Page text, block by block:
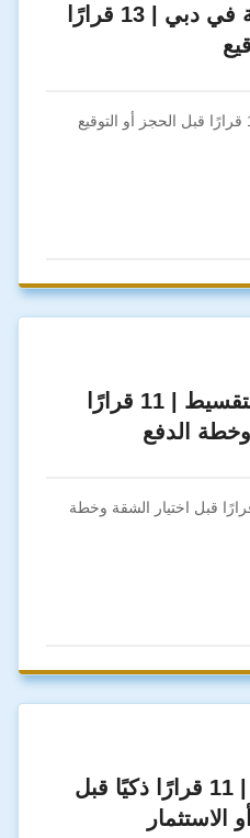
إيجار شقق فندقية في دبي | 13 قرارًا
إيجار شقق فندقية في دبي | 13 قرارًا قبل الحجز أو التوقيع
شقق للبيع دبي بالتقسيط | 11 قرارًا
الدفع
للبيع دبي بالتقسيط | 11 قرارًا قبل اختيار الشقة وخطة
فلل للبيع في دبي | 11 قرارًا ذكيًا قبل
الاستثمار